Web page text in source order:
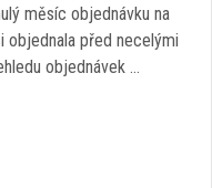
měsíc objednávku na
před necelými
objednávek …